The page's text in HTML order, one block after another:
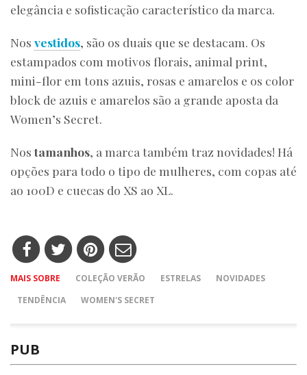
elegância e sofisticação característico da marca.
Nos vestidos, são os duais que se destacam. Os
estampados com motivos florais, animal print,
mini-flor em tons azuis, rosas e amarelos e os color
block de azuis e amarelos são a grande aposta da
Women’s Secret.
Nostamanhos, a marca também traz novidades! Há
opções para todo o tipo de mulheres, com copas até
ao 100D e cuecas do XS ao XL.
MAIS SOBRE COLEÇÃO VERÃO ESTRELAS
NOVIDADES
TENDÊNCIA
WOMEN'S SECRET
PUB